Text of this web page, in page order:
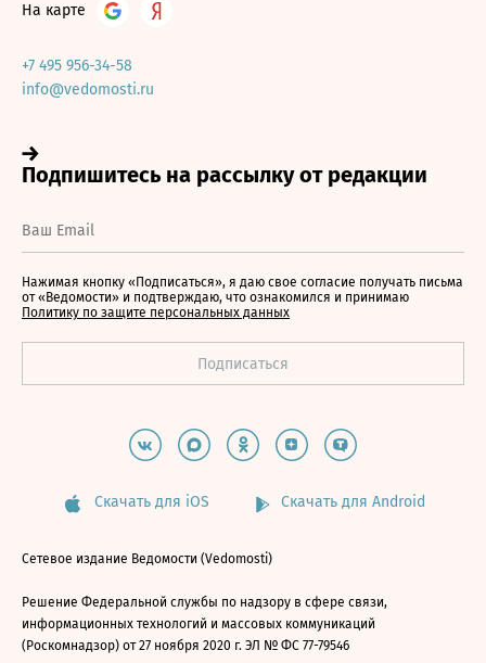
На карте
+7 495 956-34-58
info@vedomosti.ru
Нажимая кнопку «Подписаться», я даю свое согласие получать письма
от «Ведомости» и подтверждаю, что ознакомился и принимаю
Политику по защите персональных данных
Скачать для iOS Скачать для Android
Сетевое издание Ведомости (Vedomosti)
Решение Федеральной службы по надзору в сфере связи,
информационных технологий и массовых коммуникаций
(Роскомнадзор) от 27 ноября 2020 г. ЭЛ № ФС 77-79546